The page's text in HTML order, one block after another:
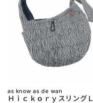
as know as de wan
ＨｉｃｋｏｒｙスリングＬ